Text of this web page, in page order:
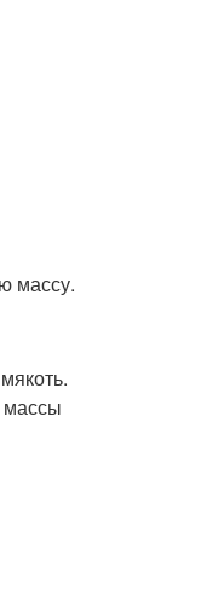
массу.
массы